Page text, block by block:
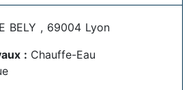
BELY , 69004 Lyon
: Chauffe-Eau